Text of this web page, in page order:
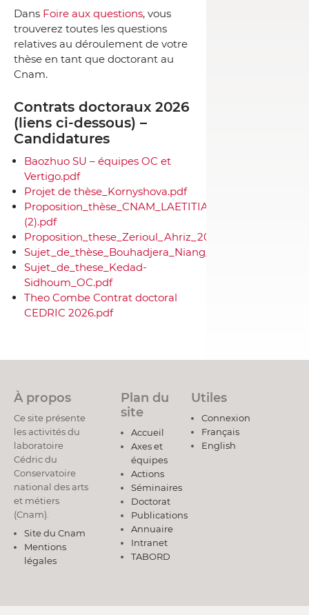
Dans Foire aux questions, vous
trouverez toutes les questions
relatives au déroulement de votre
thèse en tant que doctorant au
Cnam.
Contrats doctoraux 2026
(liens ci-dessous) –
Candidatures
Baozhuo SU – équipes OC et
Vertigo.pdf
Projet de thèse_Kornyshova.pdf
(2).pdf
Proposition_these_Zerioul_Ahriz_2026.pdf
Sujet_de_thèse_Bouhadjera_Niang_2026.pdf
Sujet_de_these_Kedad-
Sidhoum_OC.pdf
Theo Combe Contrat doctoral
CEDRIC 2026.pdf
À propos
Ce site présente
les activités du
laboratoire
Cédric du
Conservatoire
national des arts
et métiers
(Cnam).
Site du Cnam
Mentions
légales
Plan du
site
Accueil
Axes et
équipes
Actions
Séminaires
Doctorat
Publications
Annuaire
Intranet
TABORD
Utiles
Connexion
Français
English